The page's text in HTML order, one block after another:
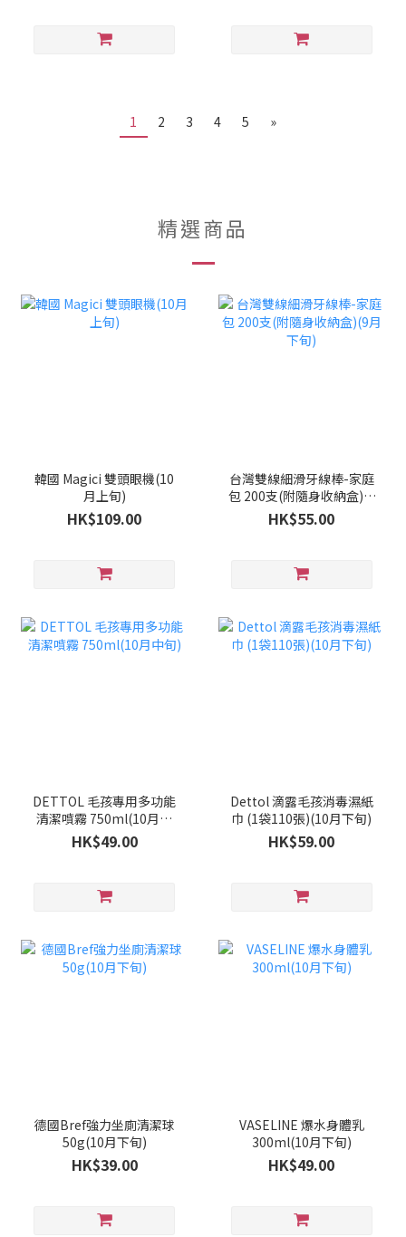
1 2 3 4 5 »
精選商品
韓國 Magici 雙頭眼機(10
月上旬)
HK$109.00
台灣雙線細滑牙線棒-家庭
包 200支(附隨身收納盒)(9
月下旬)
HK$55.00
DETTOL 毛孩專用多功能
清潔噴霧 750ml(10月中
旬)
HK$49.00
Dettol 滴露毛孩消毒濕紙
巾 (1袋110張)(10月下旬)
HK$59.00
德國Bref強力坐廁清潔球
50g(10月下旬)
HK$39.00
VASELINE 爆水身體乳
300ml(10月下旬)
HK$49.00